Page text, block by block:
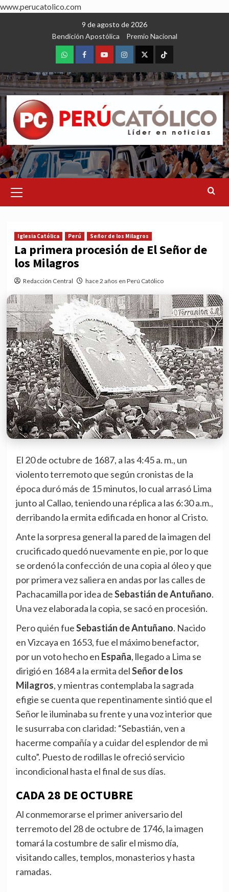
www.perucatolico.com
9 de agosto de 2026
Bendición Apostólica
Premio Nacional
WhatsAppFacebookYoutubeInstagram
X TikTok
Menu
Iglesia Católica Perú Señor de los Milagros
La primera procesión de El Señor de
los Milagros
Redacción Central hace 2 años en Perú Católico
El 20 de octubre de 1687, a las 4:45 a. m., un
violento terremoto que según cronistas de la
época duró más de 15 minutos, lo cual arrasó Lima
junto al Callao, teniendo una réplica a las 6:30 a.m.,
derribando la ermita edificada en honor al Cristo.
Ante la sorpresa general la pared de la imagen del
crucificado quedó nuevamente en pie, por lo que
se ordenó la confección de una copia al óleo y que
por primera vez saliera en andas por las calles de
Pachacamilla por idea deSebastián de Antuñano.
Una vez elaborada la copia, se sacó en procesión.
Pero quién fueSebastián de Antuñano. Nacido
en Vizcaya en 1653, fue el máximo benefactor,
por un voto hecho en España, llegado a Lima se
dirigió en 1684 a la ermita delSeñor de los
Milagros, y mientras contemplaba la sagrada
efigie se cuenta que repentinamente sintió que el
Señor le iluminaba su frente y una voz interior que
le susurraba con claridad: “Sebastián, ven a
hacerme compañía y a cuidar del esplendor de mi
culto”. Puesto de rodillas le ofreció servicio
incondicional hasta el final de sus días.
CADA 28 DE OCTUBRE
Al conmemorarse el primer aniversario del
terremoto del 28 de octubre de 1746, la imagen
tomará la costumbre de salir el mismo día,
visitando calles, templos, monasterios y hasta
ramadas.